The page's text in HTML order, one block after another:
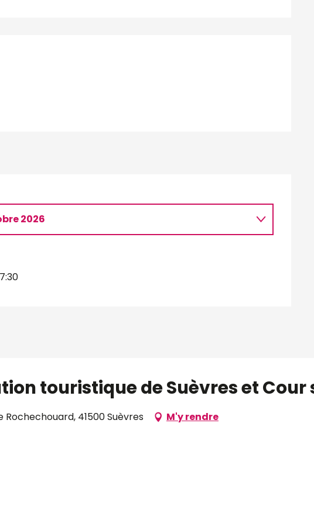
2026
touristique de Suèvres et Cour
Rochechouard, 41500 Suèvres M'y rendre